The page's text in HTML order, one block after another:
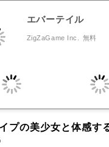
エバーテイル
ZigZaGame Inc. 無料
プの美少女と体感す